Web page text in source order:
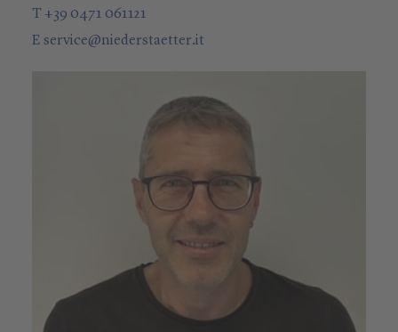
T +39 0471 061121
Eservice@niederstaetter.it